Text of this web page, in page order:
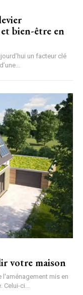
bien-être en
un facteur clé
votre maison
mis en
ci...